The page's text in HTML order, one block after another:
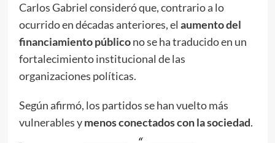
Carlos Gabriel consideró que, contrario a lo
ocurrido en décadas anteriores, el aumento del
financiamiento públicono se ha traducido en un
fortalecimiento institucional de las
organizaciones políticas.
Según afirmó, los partidos se han vuelto más
vulnerables ymenos conectados con la sociedad.